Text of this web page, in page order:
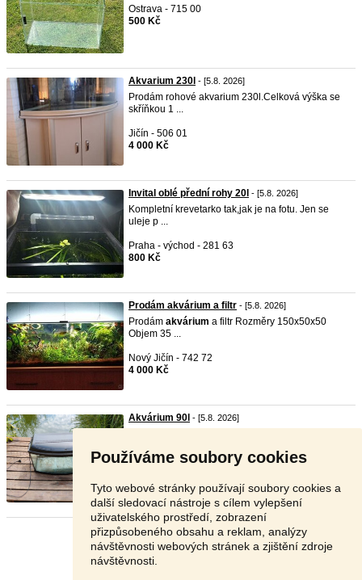
Používáme soubory cookies
Tyto webové stránky používají soubory cookies a
další sledovací nástroje s cílem vylepšení
uživatelského prostředí, zobrazení
přizpůsobeného obsahu a reklam, analýzy
návštěvnosti webových stránek a zjištění zdroje
návštěvnosti.
Ostrava - 715 00
500 Kč
Akvarium 230l - [5.8. 2026]
Prodám rohové akvarium 230l.Celková výška se
skříňkou 1 ...
Jičín - 506 01
4 000 Kč
Invital oblé přední rohy 20l - [5.8. 2026]
Kompletní krevetarko tak,jak je na fotu. Jen se
uleje p ...
Praha - východ - 281 63
800 Kč
Prodám akvárium a filtr - [5.8. 2026]
Prodám akvárium a filtr Rozměry 150x50x50
Objem 35 ...
Nový Jičín - 742 72
4 000 Kč
Akvárium 90l - [5.8. 2026]
600 Kč
Stránka: 1 2 3 Další